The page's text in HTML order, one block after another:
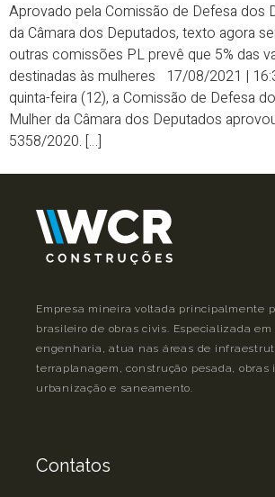
Aprovado pela Comissão de Defesa dos
da Câmara dos Deputados, texto agora
outras comissões PL prevê que 5% das
destinadas às mulheres 17/08/2021 |
quinta-feira (12), a Comissão de Defesa
Mulher da Câmara dos Deputados
5358/2020. […]
Empresa mineira voltada principalmente
brasileiro de obras civis. Especializada em
engenharia, atua nas áreas de
terraplanagem, construção pesada, obras
urbanização e saneamento.
Contatos